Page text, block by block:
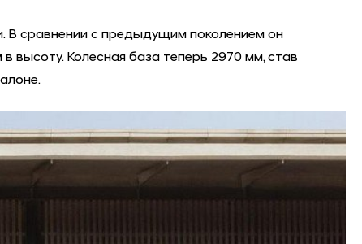
В сравнении с предыдущим поколением он
высоту. Колесная база теперь 2970 мм, став